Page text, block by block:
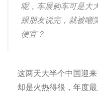
呢，车展购车可是大
跟朋友说完，就被嘲
便宜？
这两天大半个中国迎
却是火热得很，年度